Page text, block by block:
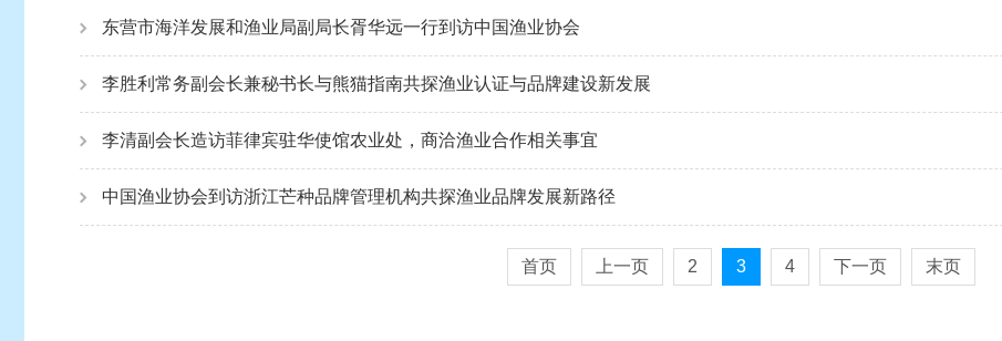
东营市海洋发展和渔业局副局长胥华远一行到访中国渔业协会
李胜利常务副会长兼秘书长与熊猫指南共探渔业认证与品牌建设新发展
李清副会长造访菲律宾驻华使馆农业处，商洽渔业合作相关事宜
中国渔业协会到访浙江芒种品牌管理机构共探渔业品牌发展新路径
首页 上一页 2 3 4 下一页 末页